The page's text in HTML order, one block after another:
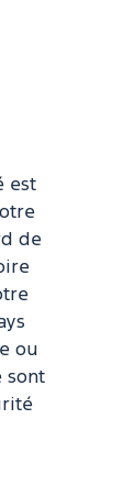
est
de
ou
sont